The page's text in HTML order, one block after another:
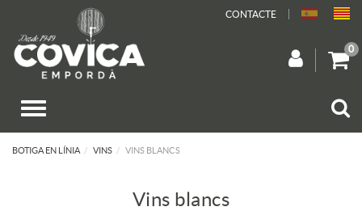
CONTACTE
0
BOTIGA EN LÍNIA VINS VINS BLANCS
Vins blancs